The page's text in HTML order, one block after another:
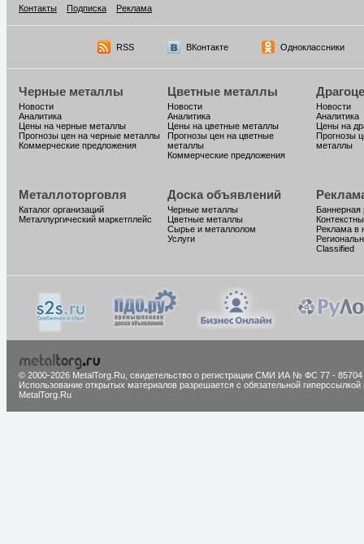
Контакты
Подписка Реклама
RSS ВКонтакте Одноклассники
Черные металлы
Новости
Аналитика
Цены на черные металлы
Прогнозы цен на черные металлы
Коммерческие предложения
Цветные металлы
Новости
Аналитика
Цены на цветные металлы
Прогнозы цен на цветные
металлы
Коммерческие предложения
Новости
Аналитика
Цены на
Прогнозы
металлы
Металлоторговля
Каталог организаций
Металлургический маркетплейс
Доска объявлений
Черные металлы
Цветные металлы
Сырье и металлолом
Услуги
Баннерная
Реклама в
Classified
© 2000-2026 MetalTorg.Ru, cвидетельство о регистрации СМИ ИА № ФС 77 - 85704
Использование открытых материалов разрешается с обязательной гиперссылкой
MetalTorg.Ru